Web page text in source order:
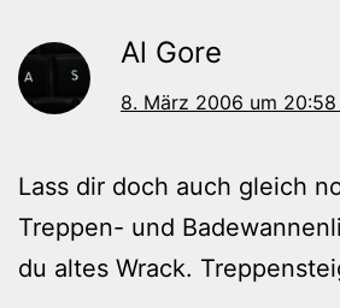
Al Gore
8. März 2006 um
Lass dir doch auch gleich
Treppen- und
du altes Wrack.